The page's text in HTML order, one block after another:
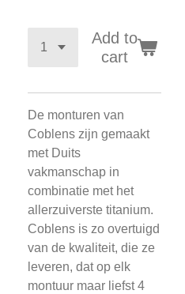
Add to
cart
De monturen van
Coblens zijn gemaakt
met Duits
vakmanschap in
combinatie met het
allerzuiverste titanium.
Coblens is zo overtuigd
van de kwaliteit, die ze
leveren, dat op elk
montuur maar liefst 4